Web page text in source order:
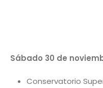
Sábado 30 de
Conservatorio